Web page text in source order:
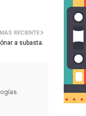
MÁS RECIENTE
a subasta.